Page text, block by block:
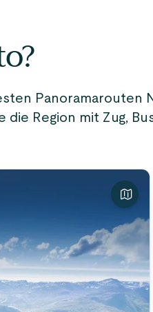
Panoramarouten
die Region mit Zug,